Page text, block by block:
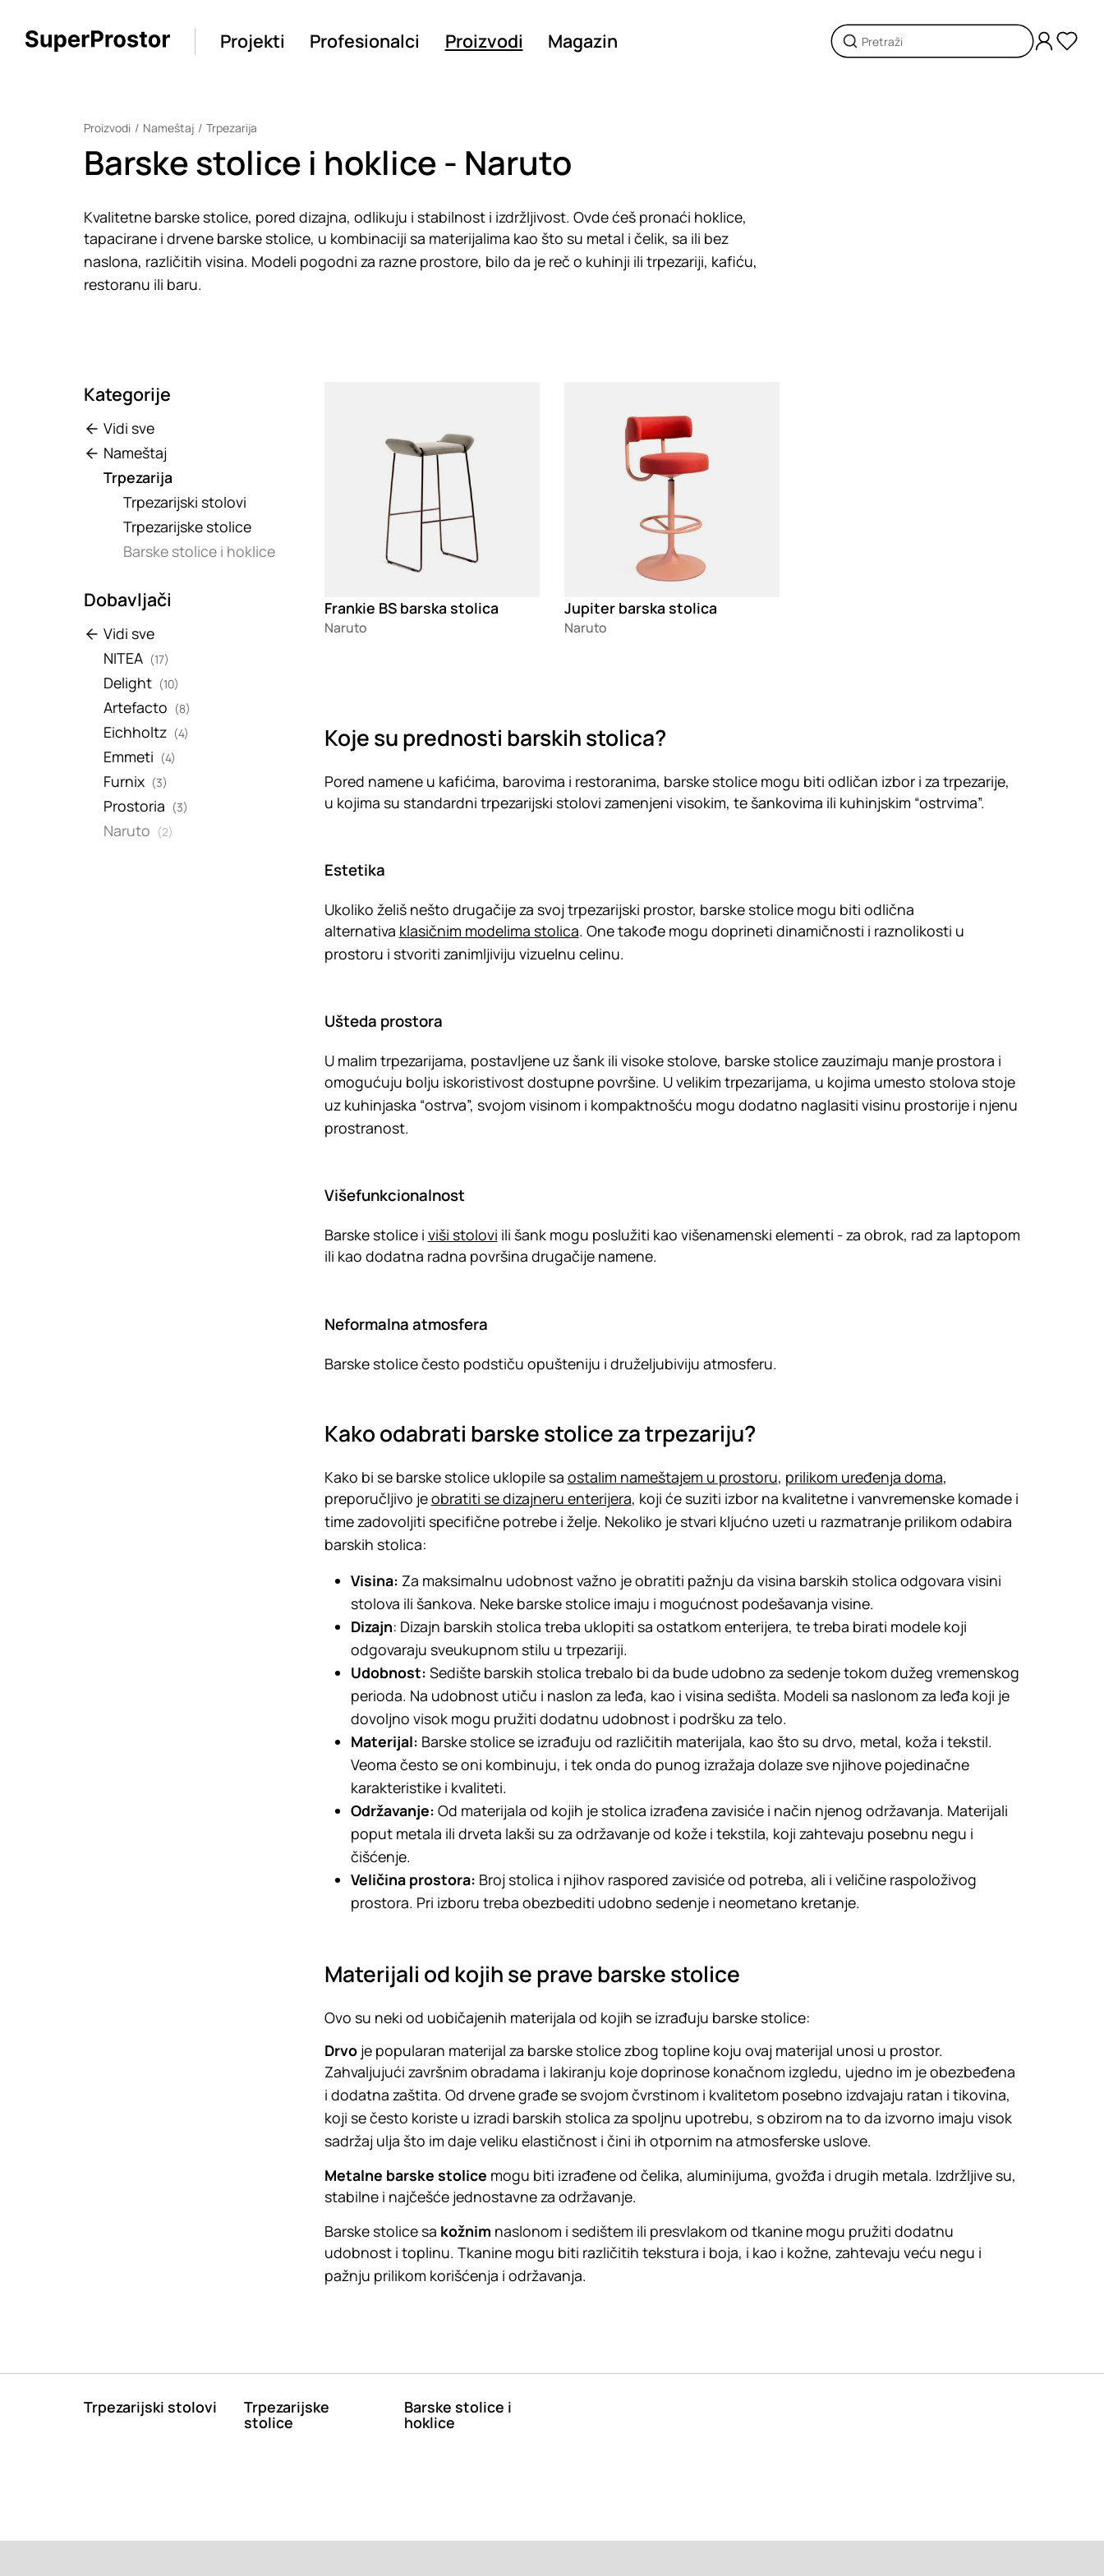
Projekti Profesionalci Proizvodi Magazin
Proizvodi Nameštaj Trpezarija
Barske stolice i hoklice - Naruto
Kvalitetne barske stolice, pored dizajna, odlikuju i stabilnost i izdržljivost. Ovde ćeš pronaći hoklice,
tapacirane i drvene barske stolice, u kombinaciji sa materijalima kao što su metal i čelik, sa ili bez
naslona, različitih visina. Modeli pogodni za razne prostore, bilo da je reč o kuhinji ili trpezariji, kafiću,
restoranu ili baru.
Kategorije
Vidi sve
Nameštaj
Trpezarija
Trpezarijski stolovi
Trpezarijske stolice
Barske stolice i hoklice
Dobavljači
Vidi sve
NITEA (17)
Delight (10)
Artefacto (8)
Eichholtz (4)
Emmeti (4)
Furnix (3)
Prostoria (3)
Naruto (2)
Frankie BS barska stolica
Naruto
Jupiter barska stolica
Naruto
Koje su prednosti barskih stolica?
Pored namene u kafićima, barovima i restoranima, barske stolice mogu biti odličan izbor i za trpezarije,
u kojima su standardni trpezarijski stolovi zamenjeni visokim, te šankovima ili kuhinjskim “ostrvima”.
Estetika
Ukoliko želiš nešto drugačije za svoj trpezarijski prostor, barske stolice mogu biti odlična
alternativa klasičnim modelima stolica. One takođe mogu doprineti dinamičnosti i raznolikosti u
prostoru i stvoriti zanimljiviju vizuelnu celinu.
Ušteda prostora
U malim trpezarijama, postavljene uz šank ili visoke stolove, barske stolice zauzimaju manje prostora i
omogućuju bolju iskoristivost dostupne površine. U velikim trpezarijama, u kojima umesto stolova stoje
uz kuhinjaska “ostrva”, svojom visinom i kompaktnošću mogu dodatno naglasiti visinu prostorije i njenu
prostranost.
Višefunkcionalnost
Barske stolice i viši stolovi ili šank mogu poslužiti kao višenamenski elementi - za obrok, rad za laptopom
ili kao dodatna radna površina drugačije namene.
Neformalna atmosfera
Barske stolice često podstiču opušteniju i druželjubiviju atmosferu.
Kako odabrati barske stolice za trpezariju?
Kako bi se barske stolice uklopile sa ostalim nameštajem u prostoru, prilikom uređenja doma,
preporučljivo jeobratiti se dizajneru enterijera, koji će suziti izbor na kvalitetne i vanvremenske komade i
time zadovoljiti specifične potrebe i želje. Nekoliko je stvari kljućno uzeti u razmatranje prilikom odabira
barskih stolica:
Visina: Za maksimalnu udobnost važno je obratiti pažnju da visina barskih stolica odgovara visini
stolova ili šankova. Neke barske stolice imaju i mogućnost podešavanja visine.
Dizajn: Dizajn barskih stolica treba uklopiti sa ostatkom enterijera, te treba birati modele koji
odgovaraju sveukupnom stilu u trpezariji.
Udobnost: Sedište barskih stolica trebalo bi da bude udobno za sedenje tokom dužeg vremenskog
perioda. Na udobnost utiču i naslon za leđa, kao i visina sedišta. Modeli sa naslonom za leđa koji je
dovoljno visok mogu pružiti dodatnu udobnost i podršku za telo.
Materijal: Barske stolice se izrađuju od različitih materijala, kao što su drvo, metal, koža i tekstil.
Veoma često se oni kombinuju, i tek onda do punog izražaja dolaze sve njihove pojedinačne
karakteristike i kvaliteti.
Održavanje: Od materijala od kojih je stolica izrađena zavisiće i način njenog održavanja. Materijali
poput metala ili drveta lakši su za održavanje od kože i tekstila, koji zahtevaju posebnu negu i
čišćenje.
Veličina prostora: Broj stolica i njihov raspored zavisiće od potreba, ali i veličine raspoloživog
prostora. Pri izboru treba obezbediti udobno sedenje i neometano kretanje.
Materijali od kojih se prave barske stolice
Ovo su neki od uobičajenih materijala od kojih se izrađuju barske stolice:
Drvoje popularan materijal za barske stolice zbog topline koju ovaj materijal unosi u prostor.
Zahvaljujući završnim obradama i lakiranju koje doprinose konačnom izgledu, ujedno im je obezbeđena
i dodatna zaštita. Od drvene građe se svojom čvrstinom i kvalitetom posebno izdvajaju ratan i tikovina,
koji se često koriste u izradi barskih stolica za spoljnu upotrebu, s obzirom na to da izvorno imaju visok
sadržaj ulja što im daje veliku elastičnost i čini ih otpornim na atmosferske uslove.
Metalne barske stolice mogu biti izrađene od čelika, aluminijuma, gvožđa i drugih metala. Izdržljive su,
stabilne i najčešće jednostavne za održavanje.
Barske stolice sa kožnim naslonom i sedištem ili presvlakom od tkanine mogu pružiti dodatnu
udobnost i toplinu. Tkanine mogu biti različitih tekstura i boja, i kao i kožne, zahtevaju veću negu i
pažnju prilikom korišćenja i održavanja.
Trpezarijski stolovi Trpezarijske
stolice
Barske stolice i
hoklice